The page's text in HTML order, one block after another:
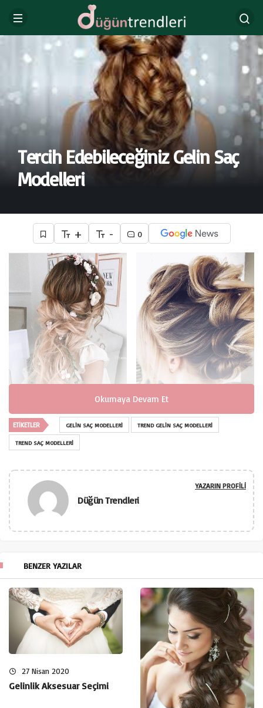
Tercih Edebileceğiniz Gelin Saç
Modelleri
+ - 0
Okumaya Devam Et
ETIKETLER GELIN SAÇ MODELLERI TREND GELIN SAÇ MODELLERI
TREND SAÇ MODELLERI
Düğün Trendleri
YAZARIN PROFILI
BENZER YAZILAR
27 Nisan 2020
Gelinlik Aksesuar Seçimi